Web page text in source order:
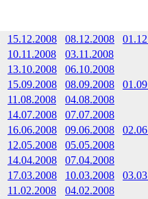
15.12.2008 08.12.2008
10.11.2008
03.11.2008
13.10.2008
06.10.2008
15.09.2008 08.09.2008
11.08.2008
04.08.2008
14.07.2008
07.07.2008
16.06.2008 09.06.2008
12.05.2008
05.05.2008
14.04.2008
07.04.2008
17.03.2008 10.03.2008
11.02.2008
04.02.2008